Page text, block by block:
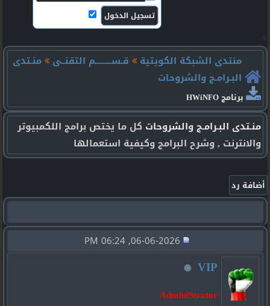
منتدى الشبكة الكويتية
قـســـــــــم التقنــى
منـتدى
البـرامـج والشروحات
برنامج HWiNFO
منـتدى البـرامـج والشروحات كل ما يختص برامج اللكمبيوتر
والانترنت , وشرح البرامج وكيفية استعمالها
VIP
AdminiStrator